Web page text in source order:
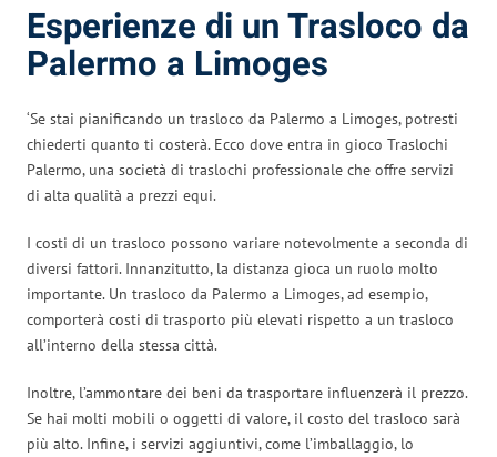
Esperienze di un Trasloco da
Palermo a Limoges
‘Se stai pianificando un trasloco da Palermo a Limoges, potresti
chiederti quanto ti costerà. Ecco dove entra in gioco Traslochi
Palermo, una società di traslochi professionale che offre servizi
di alta qualità a prezzi equi.
I costi di un trasloco possono variare notevolmente a seconda di
diversi fattori. Innanzitutto, la distanza gioca un ruolo molto
importante. Un trasloco da Palermo a Limoges, ad esempio,
comporterà costi di trasporto più elevati rispetto a un trasloco
all’interno della stessa città.
Inoltre, l’ammontare dei beni da trasportare influenzerà il prezzo.
Se hai molti mobili o oggetti di valore, il costo del trasloco sarà
più alto. Infine, i servizi aggiuntivi, come l’imballaggio, lo